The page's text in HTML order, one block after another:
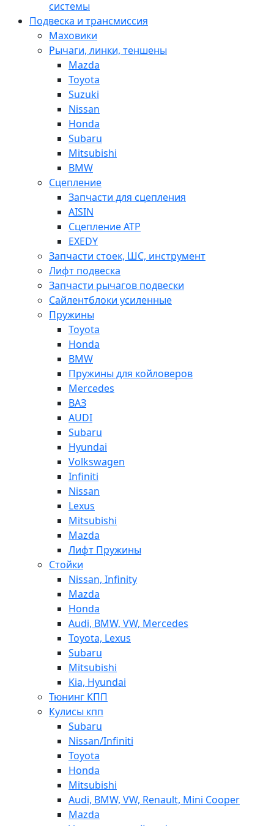
системы
Подвеска и трансмиссия
Маховики
Рычаги, линки, теншены
Mazda
Toyota
Suzuki
Nissan
Honda
Subaru
Mitsubishi
BMW
Сцепление
Запчасти для сцепления
AISIN
Сцепление ATP
EXEDY
Запчасти стоек, ШС, инструмент
Лифт подвеска
Запчасти рычагов подвески
Сайлентблоки усиленные
Пружины
Toyota
Honda
BMW
Пружины для койловеров
Mercedes
ВАЗ
AUDI
Subaru
Hyundai
Volkswagen
Infiniti
Nissan
Lexus
Mitsubishi
Mazda
Лифт Пружины
Стойки
Nissan, Infinity
Mazda
Honda
Audi, BMW, VW, Mercedes
Toyota, Lexus
Subaru
Mitsubishi
Kia, Hyundai
Тюнинг КПП
Кулисы кпп
Subaru
Nissan/Infiniti
Toyota
Honda
Mitsubishi
Audi, BMW, VW, Renault, Mini Cooper
Mazda